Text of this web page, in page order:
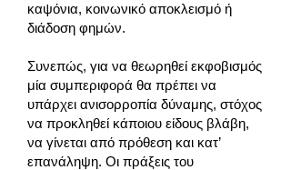
καψόνια, κοινωνικό αποκλεισμό ή
διάδοση φημών.
Συνεπώς, για να θεωρηθεί εκφοβισμός
μία συμπεριφορά θα πρέπει να
υπάρχει ανισορροπία δύναμης, στόχος
να προκληθεί κάποιου είδους βλάβη,
να γίνεται από πρόθεση και κατ’
επανάληψη. Οι πράξεις του